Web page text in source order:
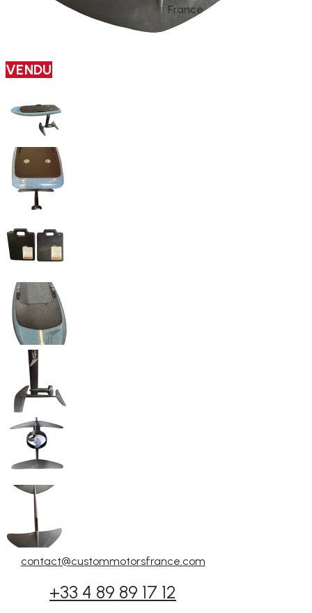
VENDU
France
contact@custommotorsfrance.com
+33 4 89 89 17 12